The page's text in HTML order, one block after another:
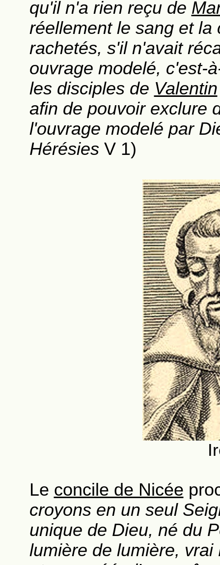
qu'il n'a rien reçu de
réellement le sang et
rachetés, s'il n'avait
ouvrage modelé, c'est-
les disciples de Valentin
afin de pouvoir exclure
l'ouvrage modelé par
HérésiesV 1)
Le concile de Nicée
croyons en un seul
unique de Dieu, né du
lumière de lumière,